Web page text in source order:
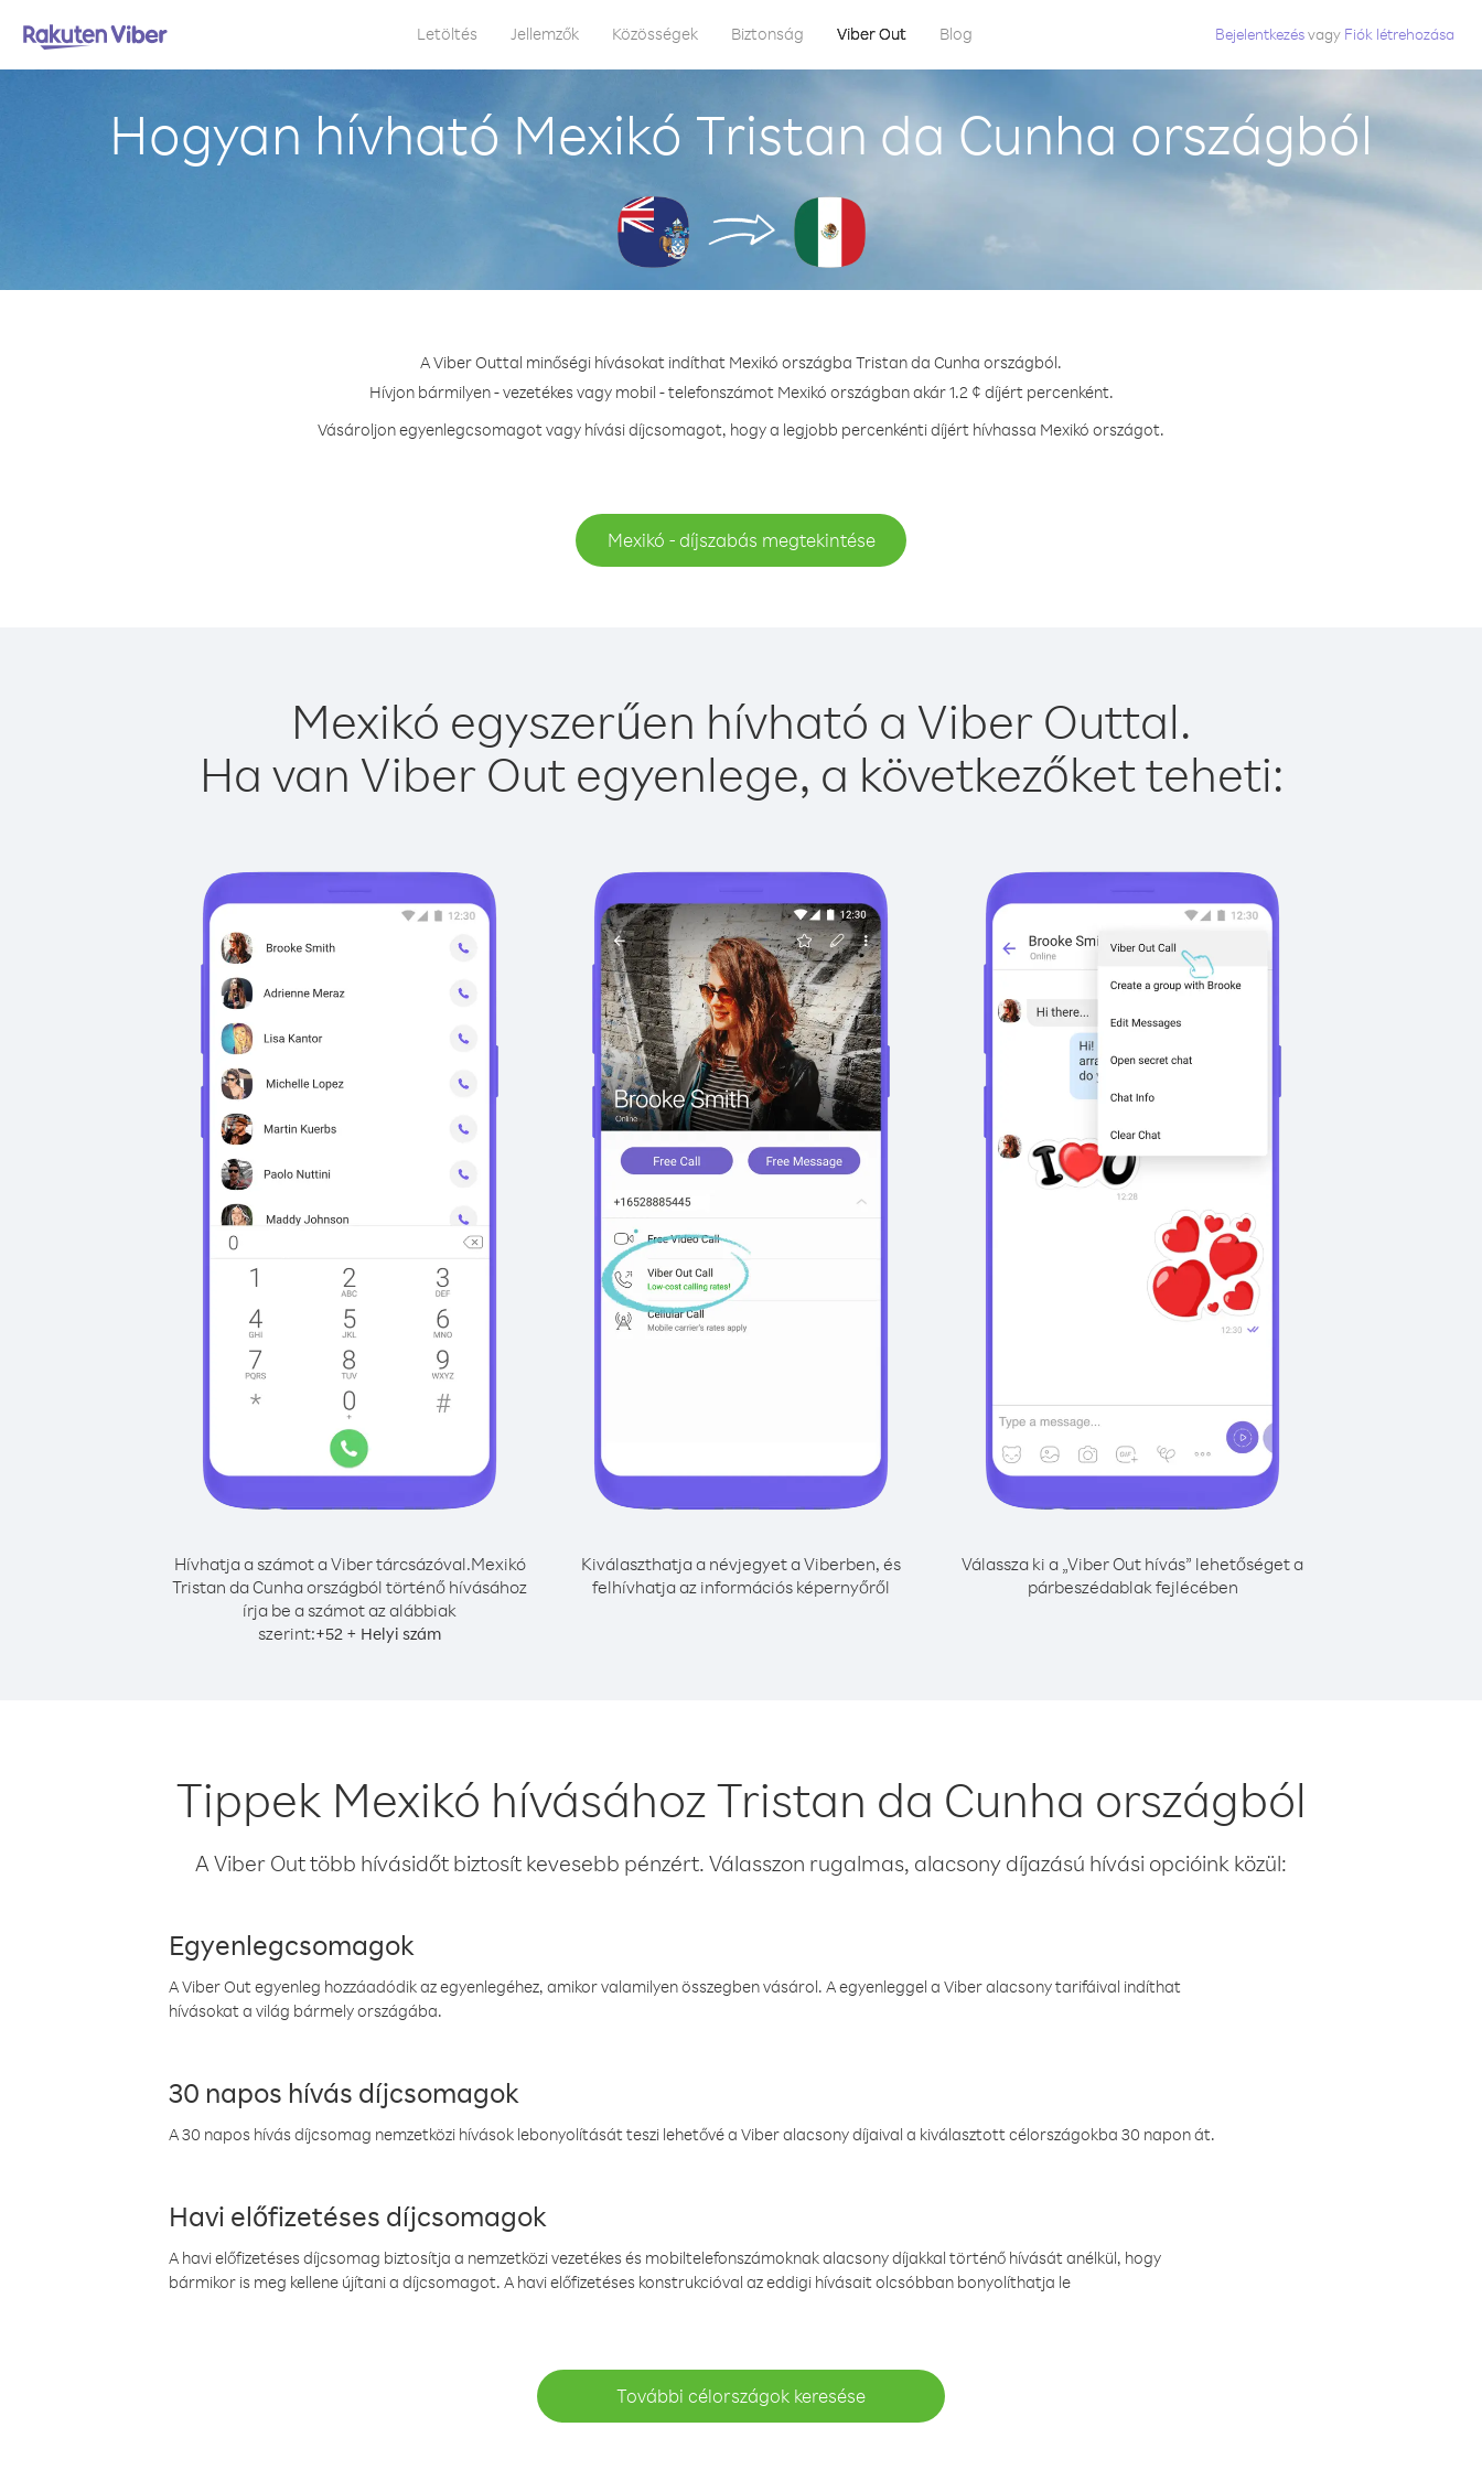
Letöltés Jellemzők Közösségek Biztonság Viber Out Blog Bejelentkezésvagy Fiók létrehozása
Hogyan hívható Mexikó Tristan da Cunha országból
A Viber Outtal minőségi hívásokat indíthat Mexikó országba Tristan da Cunha országból.
Hívjon bármilyen - vezetékes vagy mobil - telefonszámot Mexikó országban akár 1.2 ¢ díjért percenként.
Vásároljon egyenlegcsomagot vagy hívási díjcsomagot, hogy a legjobb percenkénti díjért hívhassa Mexikó országot.
Mexikó - díjszabás megtekintése
Mexikó egyszerűen hívható a Viber Outtal.
Ha van Viber Out egyenlege, a következőket teheti:
Hívhatja a számot a Viber tárcsázóval.Mexikó
Tristan da Cunha országból történő hívásához
írja be a számot az alábbiak
szerint:+52 + Helyi szám
Kiválaszthatja a névjegyet a Viberben, és
felhívhatja az információs képernyőről
Válassza ki a „Viber Out hívás” lehetőséget a
párbeszédablak fejlécében
Tippek Mexikó hívásához Tristan da Cunha országból
A Viber Out több hívásidőt biztosít kevesebb pénzért. Válasszon rugalmas, alacsony díjazású hívási opcióink közül:
Egyenlegcsomagok
A Viber Out egyenleg hozzáadódik az egyenlegéhez, amikor valamilyen összegben vásárol. A egyenleggel a Viber alacsony tarifáival indíthat
hívásokat a világ bármely országába.
30 napos hívás díjcsomagok
A 30 napos hívás díjcsomag nemzetközi hívások lebonyolítását teszi lehetővé a Viber alacsony díjaival a kiválasztott célországokba 30 napon át.
Havi előfizetéses díjcsomagok
A havi előfizetéses díjcsomag biztosítja a nemzetközi vezetékes és mobiltelefonszámoknak alacsony díjakkal történő hívását anélkül, hogy
bármikor is meg kellene újítani a díjcsomagot. A havi előfizetéses konstrukcióval az eddigi hívásait olcsóbban bonyolíthatja le
További célországok keresése